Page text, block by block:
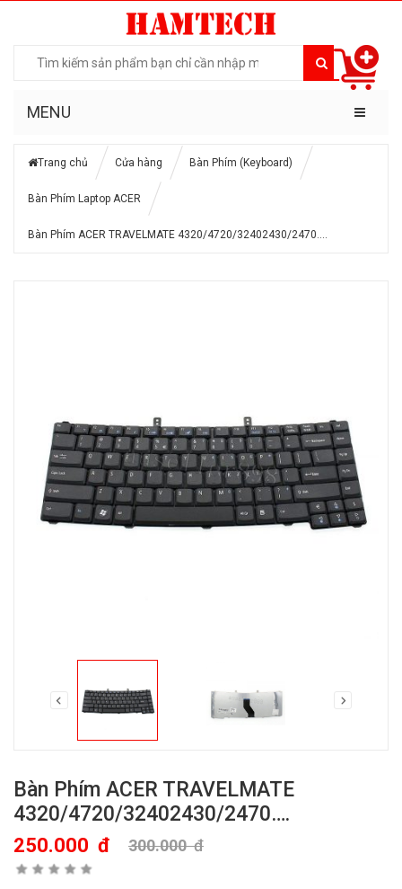
MENU
Trang chủ Cửa hàng Bàn Phím (Keyboard)
Bàn Phím Laptop ACER
Bàn Phím ACER TRAVELMATE 4320/4720/32402430/2470….
Bàn Phím ACER TRAVELMATE
4320/4720/32402430/2470….
250.000 đ 300.000đ